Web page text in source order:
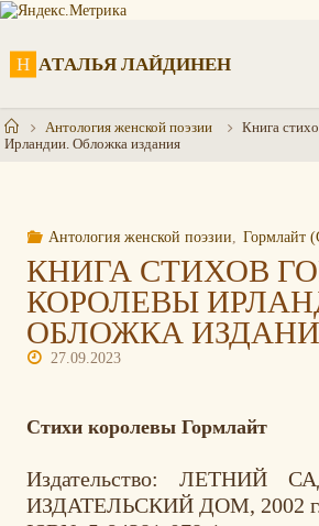
Перейти
Н АТАЛЬЯ ЛАЙДИНЕН
ГлавнаяАнтология женской поэзии
Книга
Ирландии. Обложка издания
Антология женской поэзии Гормлайт
КНИГА СТИХОВ
КОРОЛЕВЫ
ОБЛОЖКА
27.09.2023
Стихи королевы Гормлайт
Издательство: ЛЕТНИЙ
ИЗДАТЕЛЬСКИЙ ДОМ, 2002